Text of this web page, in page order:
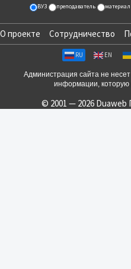
ВУЗ преподаватель материал
О проекте Сотрудничество
RU EN
Администрация сайта не
информации,
© 2001 — 2026 Duaweb